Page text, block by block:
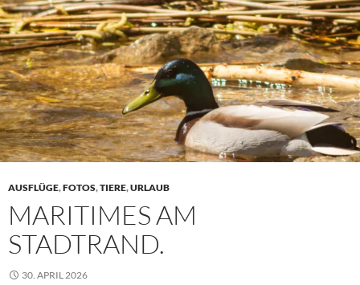
AUSFLÜGE,FOTOS,TIERE,URLAUB
MARITIMES AM
STADTRAND.
30. APRIL 2026